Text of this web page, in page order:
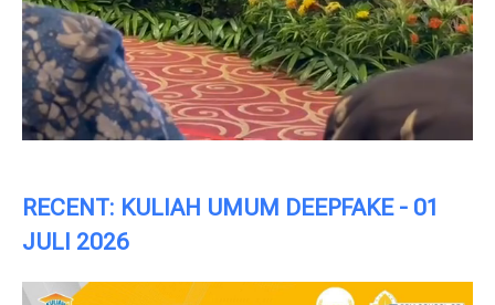
RECENT: KULIAH UMUM DEEPFAKE - 01
JULI 2026